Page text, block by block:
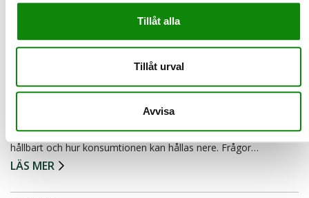
Tillåt alla
Tillåt urval
Avvisa
Julhelgerna (och den efterföljande rean) innebär en ökad
konsumtion i hushållen, vilket ger ett högt tryck på landet…
LÄS MER
Våga ge second hand – för en mer
hållbar jul och mer omtanke
Inför julen börjar många fundera över hur firandet kan bli mer
hållbart och hur konsumtionen kan hållas nere. Frågor…
LÄS MER